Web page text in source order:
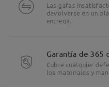
Las gafas
devolverse en un
entrega.
Garantía de 365
Cubre cualquier
los materiales y